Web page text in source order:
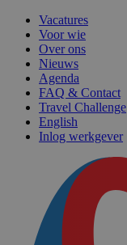
Vacatures
Voor wie
Over ons
Nieuws
Agenda
FAQ & Contact
Travel Challenge
English
Inlog werkgever